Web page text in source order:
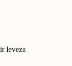
leveza